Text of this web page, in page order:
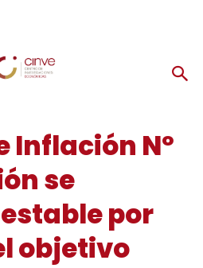
Inflación Nº
se
por
objetivo